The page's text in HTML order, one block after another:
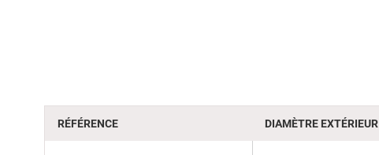
RÉFÉRENCE DIAMÈTRE EXTÉRIEUR